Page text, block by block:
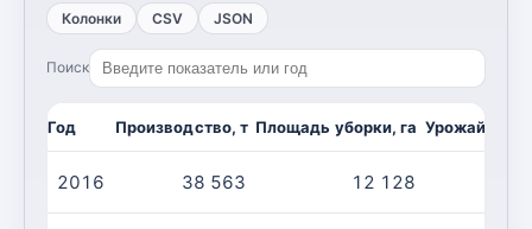
Колонки
CSV JSON
Поиск
Год Производство, т Площадь уборки, га
2016 38 563 12 128